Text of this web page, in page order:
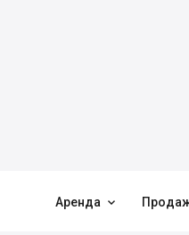
Аренда 